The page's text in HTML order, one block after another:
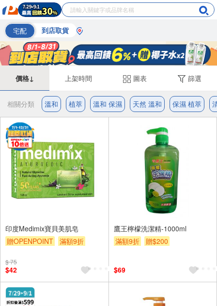
宅配 到店取貨
價格↓ 上架時間 圖表 篩選
相關分類 溫和 植萃 溫和 保濕 天然 溫和 保濕 植萃
印度Medimix寶貝美肌皂
贈OPENPOINT
滿額9折
$ 75
$42
鷹王檸檬洗潔精-1000ml
滿額9折
贈$200
$69